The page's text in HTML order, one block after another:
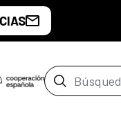
Barra de